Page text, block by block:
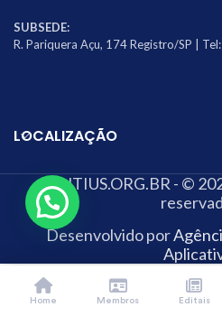
SUBSEDE:
R. Pariquera Açu, 174 Registro/SP |
LOCALIZAÇÃO
SINTIUS.ORG.BR - ©
Desenvolvido por
Home Membros Editais